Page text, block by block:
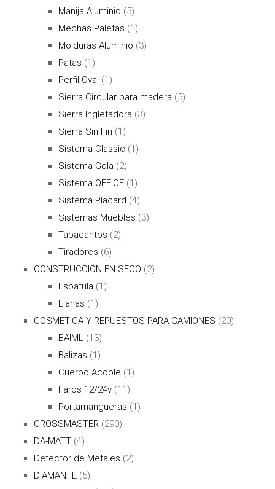
Manija Aluminio (5)
Mechas Paletas (1)
Molduras Aluminio (3)
Patas (1)
Perfil Oval (1)
Sierra Circular para madera (5)
Sierra Ingletadora (3)
Sierra Sin Fin (1)
Sistema Classic (1)
Sistema Gola (2)
Sistema OFFICE (1)
Sistema Placard (4)
Sistemas Muebles (3)
Tapacantos (2)
Tiradores (6)
CONSTRUCCIÓN EN SECO (2)
Espatula (1)
Llanas (1)
COSMETICA Y REPUESTOS PARA CAMIONES (20)
BAIML (13)
Balizas (1)
Cuerpo Acople (1)
Faros 12/24v (11)
Portamangueras (1)
CROSSMASTER (290)
DA-MATT (4)
Detector de Metales (2)
DIAMANTE (5)